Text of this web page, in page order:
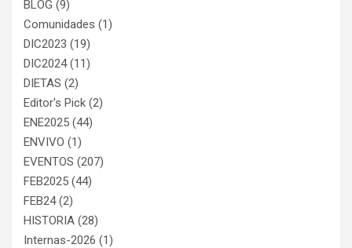
BLOG (9)
Comunidades (1)
DIC2023 (19)
DIC2024(11)
DIETAS (2)
Editor's Pick (2)
ENE2025 (44)
ENVIVO (1)
EVENTOS (207)
FEB2025 (44)
FEB24(2)
HISTORIA (28)
Internas-2026 (1)